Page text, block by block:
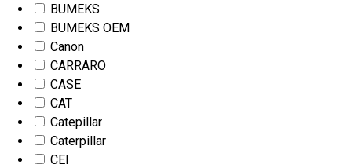
BUMEKS
BUMEKS OEM
Canon
CARRARO
CASE
CAT
Catepillar
Caterpillar
CEI